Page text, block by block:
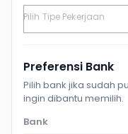
Preferensi Bank
Pilih bank jika sudah
ingin dibantu memilih.
Bank